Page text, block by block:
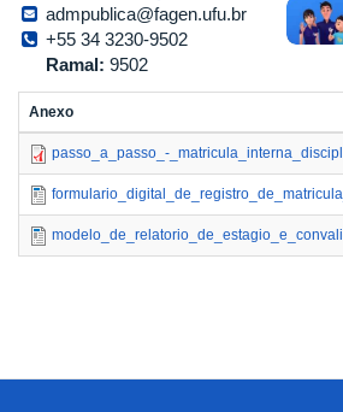
admpublica@fagen.ufu.br
+55 34 3230-9502
Ramal: 9502
Anexo
passo_a_passo_-